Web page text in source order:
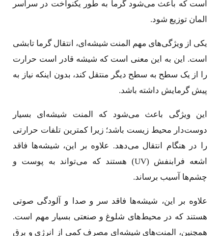
است که باعث می‌شود گرما به طور یکنواخت در سراسر
المان توزیع شود.
یکی از ویژگی‌های مهم المنت شیشه‌ای، انتقال گرما تابشی
است. این به این معنی است که شیشه قادر است حرارت
را از یک سطح به سطح دیگر منتقل کند، بدون اینکه نیاز به
پیش گرمایش داشته باشد.
این ویژگی باعث می‌شود که المنت شیشه‌ای بسیار
دوست‌دار محیط زیست باشد؛ زیرا کمترین تلفات حرارتی
را در هنگام انتقال می‌دهد. علاوه بر این، شیشه‌ها فاقد
اشعه فرابنفش (UV) هستند که می‌تواند به پوست و
چشم‌ها آسیب برساند.
علاوه بر این، شیشه‌ها فاقد سر و صدا و آلودگی صوتی
هستند که در محیط‌های شلوغ و صنعتی بسیار مهم است.
همچنین، المنت‌های شیشه‌ای مصرف کمی از انرژی و برق